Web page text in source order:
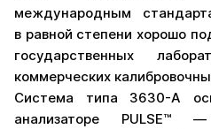
международным
в равной степени хорошо
государственных
коммерческих
Система типа 3630-A
анализаторе PULSE™ —